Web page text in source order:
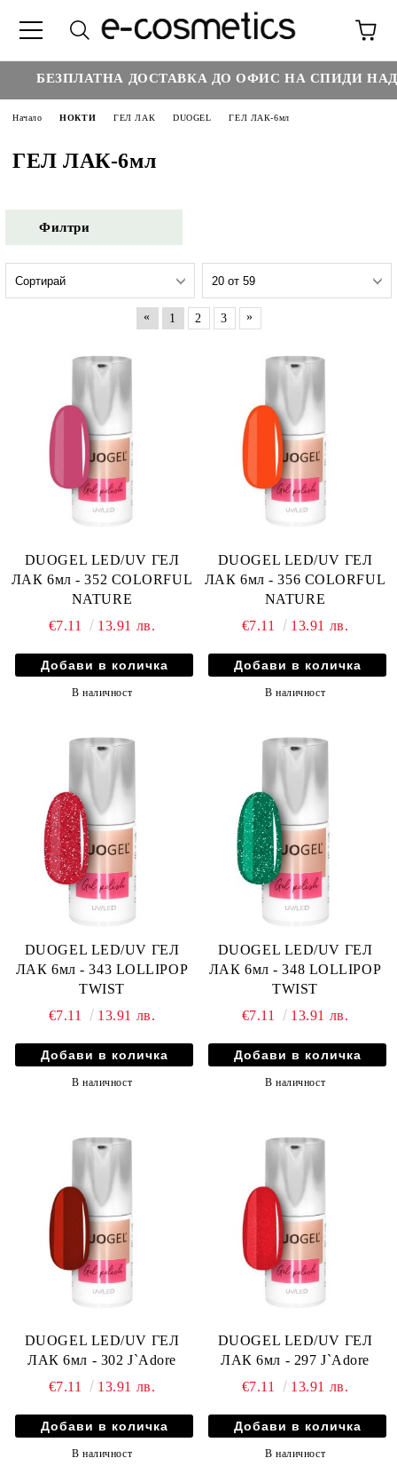
БЕЗПЛАТНА ДОСТАВКА ДО ОФИС НА СПИДИ НАД :
Начало НОКТИ ГЕЛ ЛАК DUOGEL ГЕЛ ЛАК-6мл
ГЕЛ ЛАК-6мл
Филтри
« 1 2 3 »
DUOGEL LED/UV ГЕЛ
ЛАК 6мл - 352 COLORFUL
NATURE
€7.11
13.91 лв.
В наличност
DUOGEL LED/UV ГЕЛ
ЛАК 6мл - 356 COLORFUL
NATURE
€7.11
13.91 лв.
В наличност
DUOGEL LED/UV ГЕЛ
ЛАК 6мл - 343 LOLLIPOP
TWIST
€7.11
13.91 лв.
В наличност
DUOGEL LED/UV ГЕЛ
ЛАК 6мл - 348 LOLLIPOP
TWIST
€7.11
13.91 лв.
В наличност
DUOGEL LED/UV ГЕЛ
ЛАК 6мл - 302 J`Adore
€7.11
13.91 лв.
В наличност
DUOGEL LED/UV ГЕЛ
ЛАК 6мл - 297 J`Adore
€7.11
13.91 лв.
В наличност